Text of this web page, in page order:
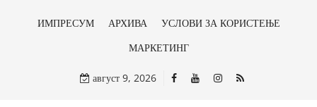
ИМПРЕСУМ АРХИВА
УСЛОВИ ЗА КОРИСТЕЊЕ
МАРКЕТИНГ
август 9, 2026